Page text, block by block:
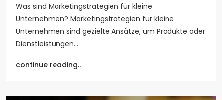
Was sind Marketingstrategien für kleine
Unternehmen? Marketingstrategien für kleine
Unternehmen sind gezielte Ansätze, um Produkte oder
Dienstleistungen…
continue reading..